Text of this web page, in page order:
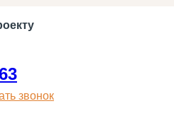
звонок